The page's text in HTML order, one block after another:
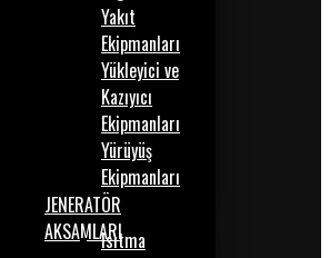
Yakıt
Ekipmanları
Yükleyici ve
Kazıyıcı
Ekipmanları
Yürüyüş
Ekipmanları
JENERATÖR
AKSAMLARIIsıtma